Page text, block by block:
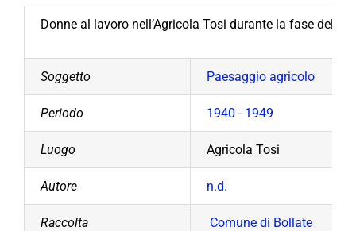
Donne al lavoro nell’Agricola Tosi durante la fase del
Soggetto Paesaggio agricolo
Periodo 1940 - 1949
Luogo Agricola Tosi
Autore n.d.
Raccolta Comune di Bollate